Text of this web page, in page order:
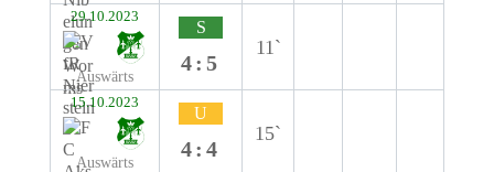
29.10.2023
Auswärts
S
4:5
11`
15.10.2023
Auswärts
U
4:4
15`